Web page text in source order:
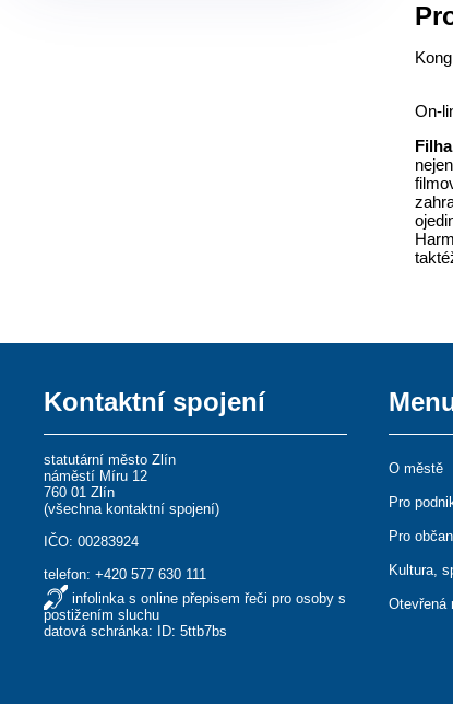
On-
Kontaktní spojení
statutární město Zlín
náměstí Míru 12
760 01 Zlín
(všechna kontaktní spojení)
IČO: 00283924
telefon:+420 577 630 111
infolinka s online přepisem řeči pro osoby s
postižením sluchu
datová schránka: ID: 5ttb7bs
O městě
Pro
Pro
Kultura,
Otevřená